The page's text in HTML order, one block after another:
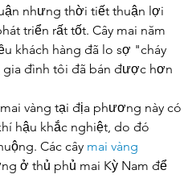
nhưng thời tiết thuận lợi
triển rất tốt. Cây mai năm
khách hàng đã lo sợ "cháy
gia đình tôi đã bán được hơn
vàng tại địa phương này có
hậu khắc nghiệt, do đó
Các cây mai vàng
ở thủ phủ mai Kỳ Nam để